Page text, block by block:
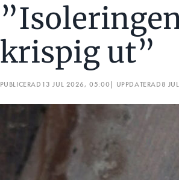
krispig ut”
PUBLICERAD 13 JUL 2026, 05:00| UPPDATERAD8